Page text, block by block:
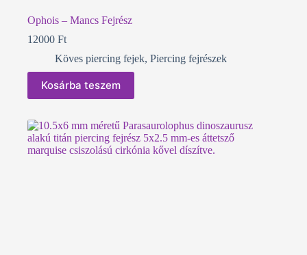
Ophois – Mancs Fejrész
12000 Ft
Köves piercing fejek, Piercing fejrészek
Kosárba teszem